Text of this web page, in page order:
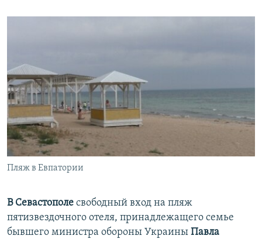
Пляж в Евпатории
В Севастополе свободный вход на пляж
пятизвездочного отеля, принадлежащего семье
бывшего министра обороны Украины Павла